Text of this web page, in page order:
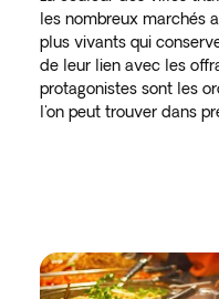
les nombreux marchés
plus vivants qui
de leur lien avec les
protagonistes sont les
l'on peut trouver dans